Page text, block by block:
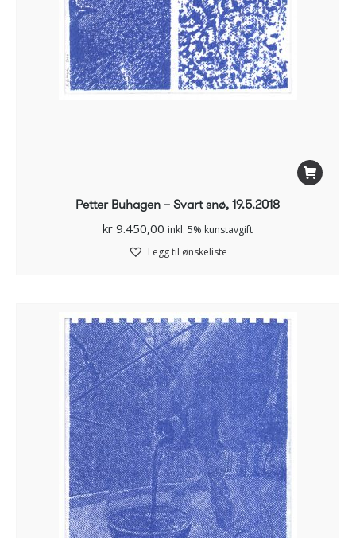
Petter Buhagen – Svart snø, 19.5.2018
kr 9.450,00 inkl. 5% kunstavgift
Legg til ønskeliste